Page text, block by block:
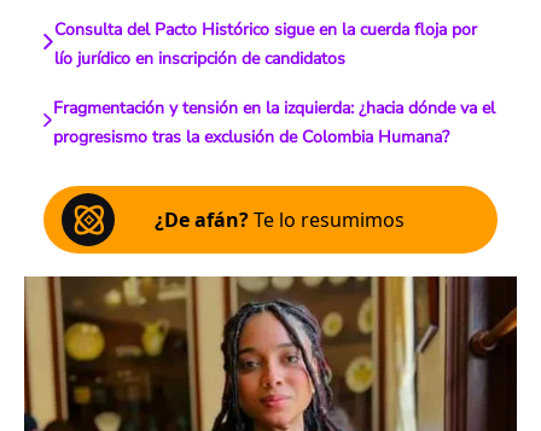
Consulta del Pacto Histórico sigue en la cuerda floja por
lío jurídico en inscripción de candidatos
Fragmentación y tensión en la izquierda: ¿hacia dónde va el
progresismo tras la exclusión de Colombia Humana?
¿De afán?Te lo resumimos